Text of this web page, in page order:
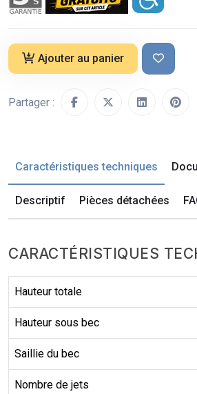
Ajouter au panier
Partager :
Caractéristiques techniques
Descriptif Pièces détachées
CARACTÉRISTIQUES
Hauteur totale
Hauteur sous bec
Saillie du bec
Nombre de jets